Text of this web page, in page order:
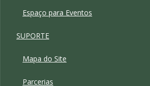
Espaço para Eventos
SUPORTE
Mapa do Site
Parcerias